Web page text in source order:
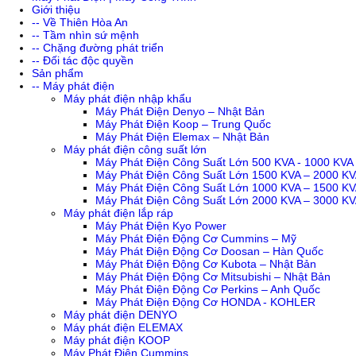
Giới thiệu
-- Về Thiên Hòa An
-- Tầm nhìn sứ mệnh
-- Chặng đường phát triển
-- Đối tác độc quyền
Sản phẩm
-- Máy phát điện
Máy phát điện nhập khẩu
Máy Phát Điện Denyo – Nhật Bản
Máy Phát Điện Koop – Trung Quốc
Máy Phát Điện Elemax – Nhật Bản
Máy phát điện công suất lớn
Máy Phát Điện Công Suất Lớn 500 KVA - 1000 KVA
Máy Phát Điện Công Suất Lớn 1500 KVA – 2000
Máy Phát Điện Công Suất Lớn 1000 KVA – 1500
Máy Phát Điện Công Suất Lớn 2000 KVA – 3000
Máy phát điện lắp ráp
Máy Phát Điện Kyo Power
Máy Phát Điện Động Cơ Cummins – Mỹ
Máy Phát Điện Động Cơ Doosan – Hàn Quốc
Máy Phát Điện Động Cơ Kubota – Nhật Bản
Máy Phát Điện Động Cơ Mitsubishi – Nhật Bản
Máy Phát Điện Động Cơ Perkins – Anh Quốc
Máy Phát Điện Động Cơ HONDA - KOHLER
Máy phát điện DENYO
Máy phát điện ELEMAX
Máy phát điện KOOP
Máy Phát Điện Cummins